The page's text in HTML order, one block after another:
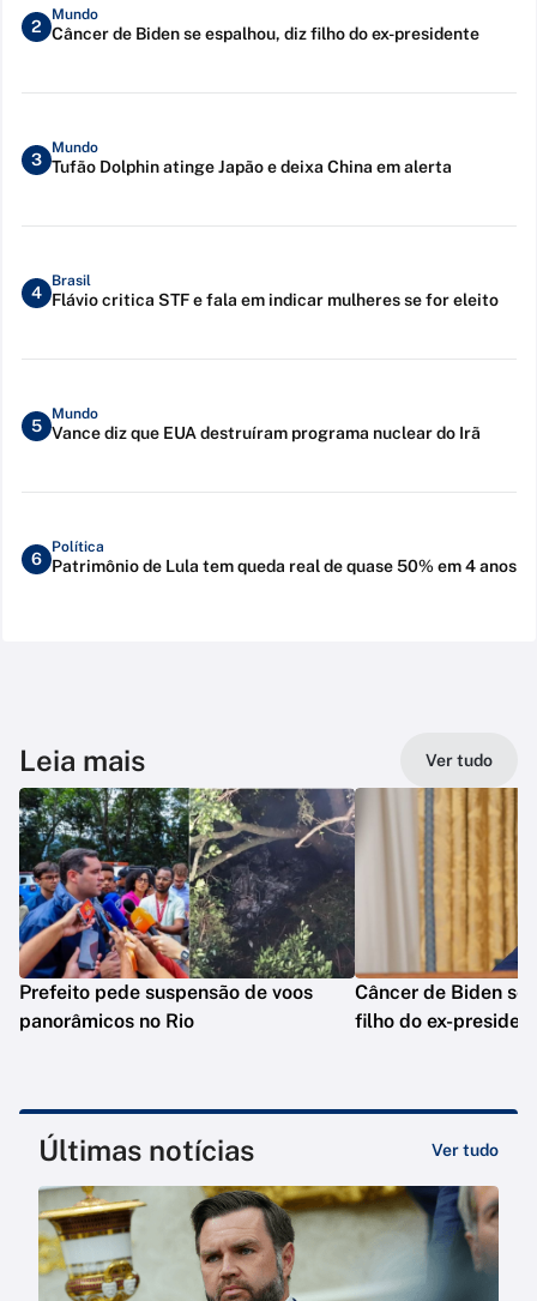
2
Mundo
Câncer de Biden se espalhou, diz filho do ex-presidente
3
Mundo
Tufão Dolphin atinge Japão e deixa China em alerta
4
Brasil
Flávio critica STF e fala em indicar mulheres se for eleito
5
Mundo
Vance diz que EUA destruíram programa nuclear do Irã
6
Política
Patrimônio de Lula tem queda real de quase 50% em 4 anos
Leia mais Ver tudo
Prefeito pede suspensão de voos
panorâmicos no Rio
Câncer de Biden se
filho do ex-
Últimas notícias Ver tudo